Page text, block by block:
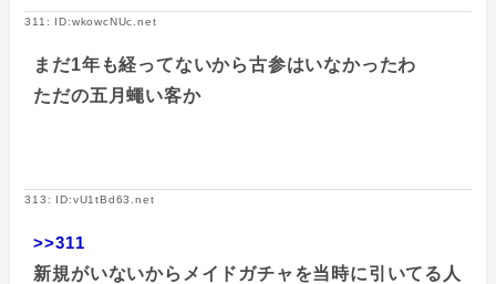
311: ID:wkowcNUc.net
まだ1年も経ってないから古参はいなかったわ
ただの五月蠅い客か
313: ID:vU1tBd63.net
>>311
新規がいないからメイドガチャを当時に引いてる人